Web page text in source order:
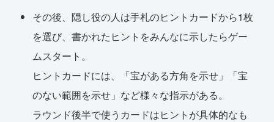
その後、隠し役の人は手札のヒントカードから1枚
を選び、書かれたヒントをみんなに示したらゲー
ムスタート。
ヒントカードには、「宝がある方角を示せ」「宝
のない範囲を示せ」など様々な指示がある。
ラウンド後半で使うカードはヒントが具体的なも